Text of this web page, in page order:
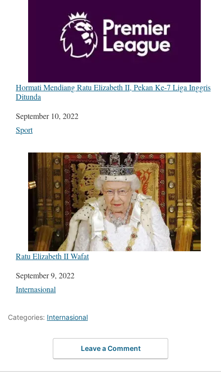
Hormati Mendiang Ratu Elizabeth II, Pekan Ke-7 Liga Inggris
Ditunda
Date
September 10, 2022
In relation to
Sport
Ratu Elizabeth II Wafat
Date
September 9, 2022
In relation to
Internasional
Categories: Internasional
Leave a Comment